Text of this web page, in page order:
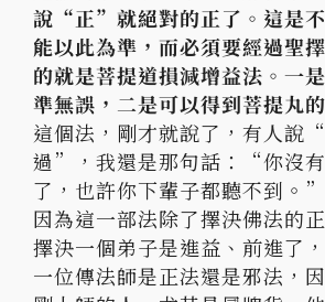
說“正”就絕對的正了。這是不
能以此為準，而必須要經過聖擇
的就是菩提道損減增益法。一
準無誤， 二是可以得到菩提丸
這個法，剛才就說了，有人說“
過”，我還是那句話：“你沒
了， 也許你下輩子都聽不到。
因為這一部法除了擇決佛法的
擇決一個弟子是進益、 前進了
一位傳法師是正法還是邪法，因